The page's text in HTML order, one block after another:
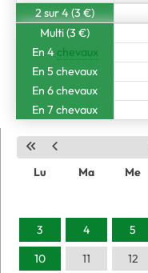
Lu Ma Me
3
4 5
10
11 12
2 sur 4 (3 €)
Multi (3 €)
En 4 chevaux
En 5 chevaux
En 6 chevaux
En 7 chevaux